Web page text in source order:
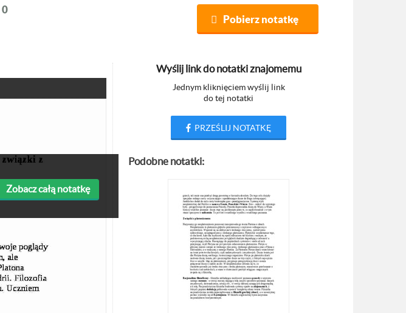
0
Pobierz notatkę
Zobacz całą notatkę
Wyślij link do notatki znajomemu
Jednym kliknięciem wyślij link
do tej notatki
PRZEŚLIJ NOTATKĘ
Podobne notatki: